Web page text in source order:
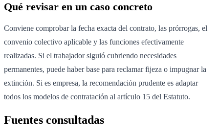
Qué revisar en un caso concreto
Conviene comprobar la fecha exacta del contrato, las prórrogas, el
convenio colectivo aplicable y las funciones efectivamente
realizadas. Si el trabajador siguió cubriendo necesidades
permanentes, puede haber base para reclamar fijeza o impugnar la
extinción. Si es empresa, la recomendación prudente es adaptar
todos los modelos de contratación al artículo 15 del Estatuto.
Fuentes consultadas